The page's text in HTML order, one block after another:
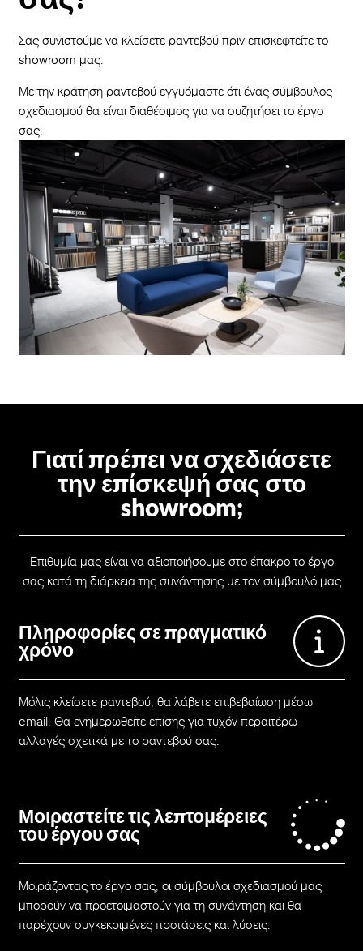
Σας συνιστούμε να κλείσετε ραντεβού πριν επισκεφτείτε το
showroom μας.
Με την κράτηση ραντεβού εγγυόμαστε ότι ένας σύμβουλος
σχεδιασμού θα είναι διαθέσιμος για να συζητήσει το έργο
σας.
Γιατί πρέπει να σχεδιάσετε
την επίσκεψή σας στο
showroom;
Επιθυμία μας είναι να αξιοποιήσουμε στο έπακρο το έργο
σας κατά τη διάρκεια της συνάντησης με τον σύμβουλό μας
Πληροφορίες σε πραγματικό
χρόνο
Μόλις κλείσετε ραντεβού, θα λάβετε επιβεβαίωση μέσω
email. Θα ενημερωθείτε επίσης για τυχόν περαιτέρω
αλλαγές σχετικά με το ραντεβού σας.
Μοιραστείτε τις λεπτομέρειες
του έργου σας
Μοιράζοντας το έργο σας, οι σύμβουλοι σχεδιασμού μας
μπορούν να προετοιμαστούν για τη συνάντηση και θα
παρέχουν συγκεκριμένες προτάσεις και λύσεις.